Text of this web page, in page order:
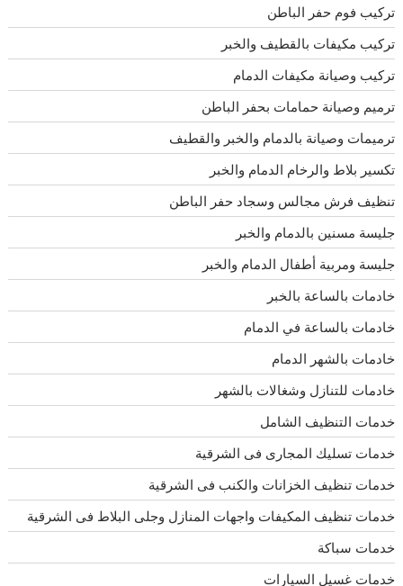
تركيب فوم حفر الباطن
تركيب مكيفات بالقطيف والخبر
تركيب وصيانة مكيفات الدمام
ترميم وصيانة حمامات بحفر الباطن
ترميمات وصيانة بالدمام والخبر والقطيف
تكسير بلاط والرخام الدمام والخبر
تنظيف فرش مجالس وسجاد حفر الباطن
جليسة مسنين بالدمام والخبر
جليسة ومربية أطفال الدمام والخبر
خادمات بالساعة بالخبر
خادمات بالساعة في الدمام
خادمات بالشهر الدمام
خادمات للتنازل وشغالات بالشهر
خدمات التنظيف الشامل
خدمات تسليك المجارى فى الشرقية
خدمات تنظيف الخزانات والكنب فى الشرقية
خدمات تنظيف المكيفات واجهات المنازل وجلى البلاط فى الشرقية
خدمات سباكة
خدمات غسيل السيارات